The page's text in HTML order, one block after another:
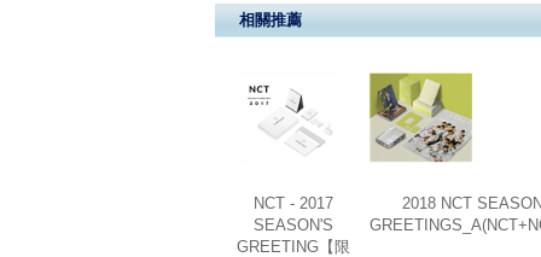
相關推薦
NCT - 2017
SEASON'S
GREETING【限
2018 NCT